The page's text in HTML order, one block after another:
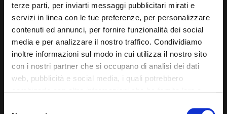
terze parti, per inviarti messaggi pubblicitari mirati e
servizi in linea con le tue preferenze, per personalizzare
contenuti ed annunci, per fornire funzionalità dei social
media e per analizzare il nostro traffico. Condividiamo
inoltre informazioni sul modo in cui utilizza il nostro sito
con i nostri partner che si occupano di analisi dei dati
web, pubblicità e social media, i quali potrebbero
Via Giuditta Pasta 2, Como (CO) 22100
(+39) 031 431 3066
info@carspecialist.eu